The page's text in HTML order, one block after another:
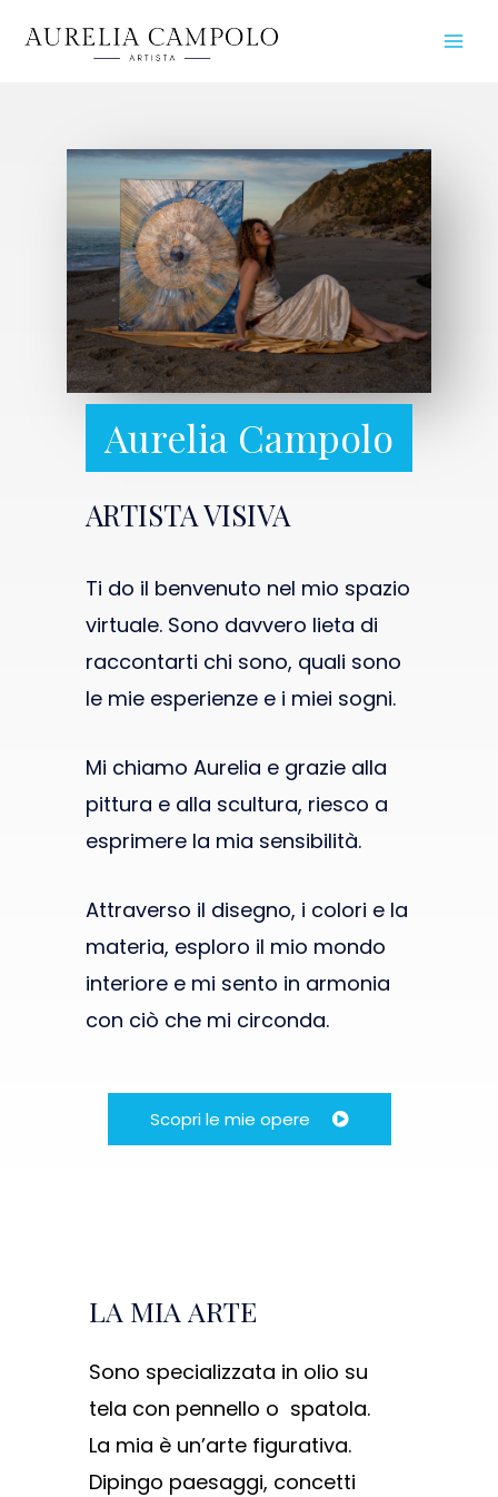
Aurelia Campolo
ARTISTA VISIVA
Ti do il benvenuto nel mio spazio
virtuale. Sono davvero lieta di
raccontarti chi sono, quali sono
le mie esperienze e i miei sogni.
Mi chiamo Aurelia e grazie alla
pittura e alla scultura, riesco a
esprimere la mia sensibilità.
Attraverso il disegno, i colori e la
materia, esploro il mio mondo
interiore e mi sento in armonia
con ciò che mi circonda.
Scopri le mie opere
LA MIA ARTE
Sono specializzata in olio su
tela con pennello o spatola.
La mia è un’arte figurativa.
Dipingo paesaggi, concetti